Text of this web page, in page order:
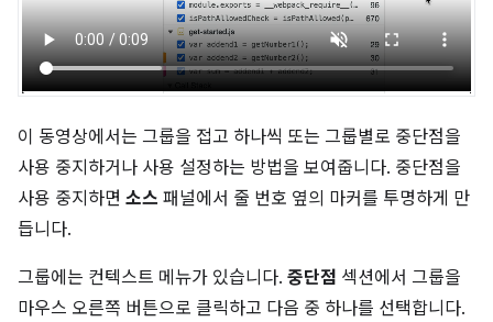
이 동영상에서는 그룹을 접고 하나씩 또는 그룹별로 중단점을
사용 중지하거나 사용 설정하는 방법을 보여줍니다. 중단점을
사용 중지하면 소스 패널에서 줄 번호 옆의 마커를 투명하게 만
듭니다.
그룹에는 컨텍스트 메뉴가 있습니다. 중단점 섹션에서 그룹을
마우스 오른쪽 버튼으로 클릭하고 다음 중 하나를 선택합니다.